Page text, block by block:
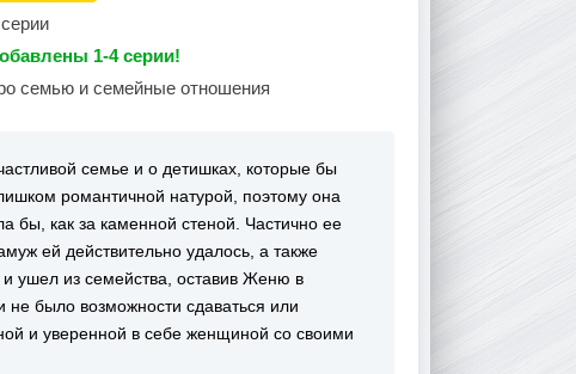
1-4 серии!
семью и семейные отношения
семье и о детишках, которые бы
романтичной натурой, поэтому она
бы, как за каменной стеной. Частично ее
ей действительно удалось, а также
ушел из семейства, оставив Женю в
не было возможности сдаваться или
и уверенной в себе женщиной со своими